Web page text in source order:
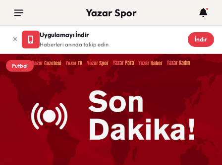
Yazar Spor
Uygulamayı İndir
Haberleri anında takip edin
İndir
Futbol